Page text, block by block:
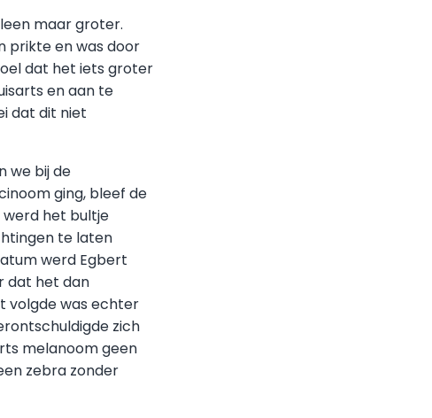
maar groter.
prikte en was door
dat het iets groter
en aan te
dat dit niet
we bij de
ging, bleef de
werd het bultje
te laten
werd Egbert
dat het dan
volgde was echter
zich
melanoom geen
zebra zonder